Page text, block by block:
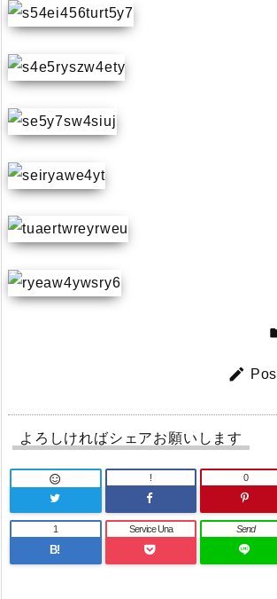

よろしければシェアお願いします
 ! 0
B!
1 Service Una Send